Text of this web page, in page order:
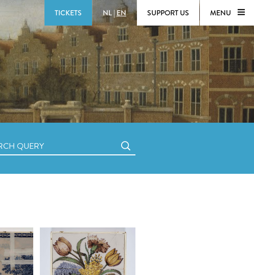
TICKETS NL | EN SUPPORT US MENU